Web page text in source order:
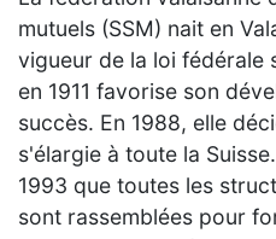
mutuels (SSM) nait en
vigueur de la loi fédérale
en 1911 favorise son
succès. En 1988, elle
s'élargie à toute la
1993 que toutes les
sont rassemblées pour